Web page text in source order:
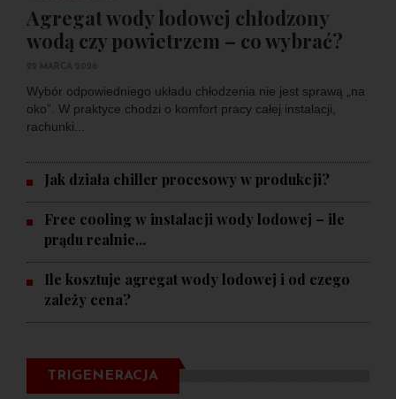
Agregat wody lodowej chłodzony
wodą czy powietrzem – co wybrać?
Wybór odpowiedniego układu chłodzenia nie jest sprawą „na
oko”. W praktyce chodzi o komfort pracy całej instalacji,
rachunki...
Jak działa chiller procesowy w produkcji?
Free cooling w instalacji wody lodowej – ile
prądu realnie...
Ile kosztuje agregat wody lodowej i od czego
zależy cena?
TRIGENERACJA